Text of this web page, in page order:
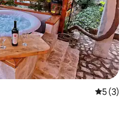
Средна
5 (3)